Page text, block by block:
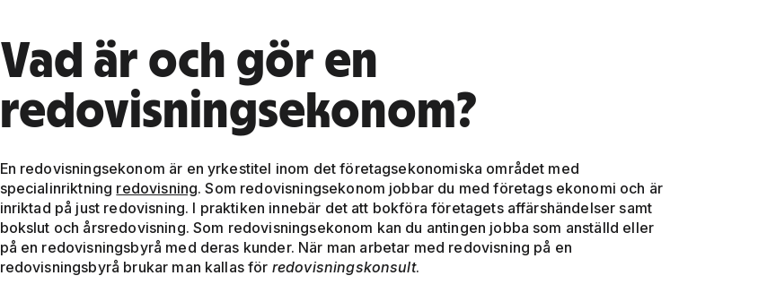
Vad är och gör en
redovisningsekonom?
En redovisningsekonom är en yrkestitel inom det företagsekonomiska området med
specialinriktning redovisning. Som redovisningsekonom jobbar du med företags ekonomi och är
inriktad på just redovisning. I praktiken innebär det att bokföra företagets affärshändelser samt
bokslut och årsredovisning. Som redovisningsekonom kan du antingen jobba som anställd eller
på en redovisningsbyrå med deras kunder. När man arbetar med redovisning på en
redovisningsbyrå brukar man kallas för redovisningskonsult.